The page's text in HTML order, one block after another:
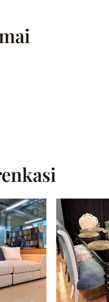
is:
€.
was: